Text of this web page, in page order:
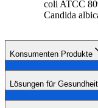
coli ATCC
Candida
Konsumenten Produkte
Lösungen für